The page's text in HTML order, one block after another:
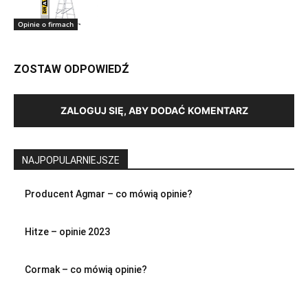
Opinie o firmach
ZOSTAW ODPOWIEDŹ
ZALOGUJ SIĘ, ABY DODAĆ KOMENTARZ
NAJPOPULARNIEJSZE
Producent Agmar – co mówią opinie?
Hitze – opinie 2023
Cormak – co mówią opinie?